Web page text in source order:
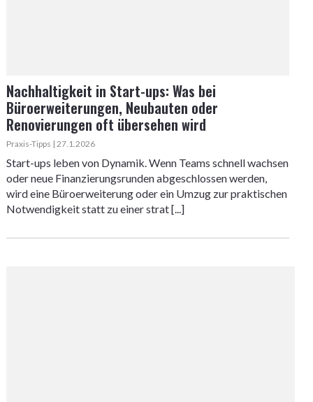
Nachhaltigkeit in Start-ups: Was bei
Büroerweiterungen, Neubauten oder
Renovierungen oft übersehen wird
Praxis-Tipps | 27.1.2026
Start-ups leben von Dynamik. Wenn Teams schnell wachsen
oder neue Finanzierungsrunden abgeschlossen werden,
wird eine Büroerweiterung oder ein Umzug zur praktischen
Notwendigkeit statt zu einer strat [...]